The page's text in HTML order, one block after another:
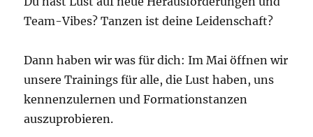
Team-Vibes? Tanzen ist deine Leidenschaft?
Dann haben wir was für dich: Im Mai öffnen wir
unsere Trainings für alle, die Lust haben, uns
kennenzulernen und Formationstanzen
auszuprobieren.